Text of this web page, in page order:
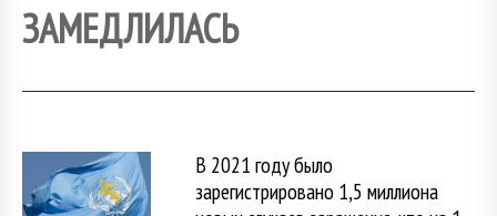
ЗАМЕДЛИЛАСЬ
В 2021 году было
зарегистрировано 1,5 миллиона